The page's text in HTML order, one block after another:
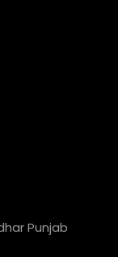
Punjab